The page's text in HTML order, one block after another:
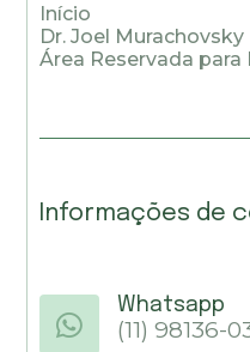
Início
Dr. Joel Murachovsky
Área Reservada para
Informações de
Whatsapp
(11) 98136-